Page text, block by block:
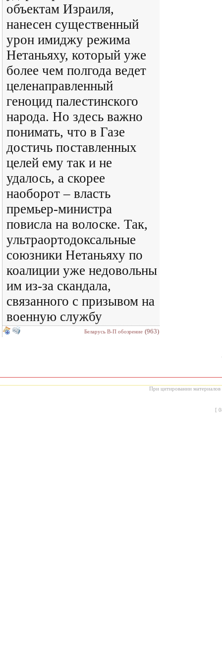
объектам Израиля,
нанесен существенный
урон имиджу режима
Нетаньяху, который уже
более чем полгода ведет
целенаправленный
геноцид палестинского
народа. Но здесь важно
понимать, что в Газе
достичь поставленных
целей ему так и не
удалось, а скорее
наоборот – власть
премьер-министра
повисла на волоске. Так,
ультраортодоксальные
союзники Нетаньяху по
коалиции уже недовольны
им из-за скандала,
связанного с призывом на
военную службу
Беларусь В-П обозрение (963)
При цитировании материалов
[